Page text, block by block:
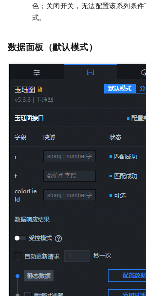
色；关闭开关，无法配置该系列条
式。
数据面板（默认模式）